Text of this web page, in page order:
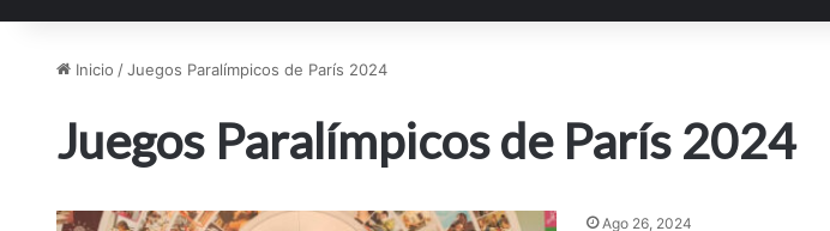
Inicio /Juegos Paralímpicos de París 2024
Juegos Paralímpicos de París 2024
Ago 26, 2024